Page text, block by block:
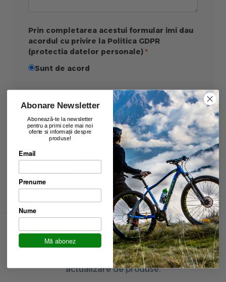
Prin completarea acestui formular imi dau
acordul cu privire la Politica GDPR
(protectia datelor personale)
Sunt de acord
Aboneaza-te la newsletter
Fii primul care afla ultimele oferte exclusive și ultima
actualizare de produse.
Abonare Newsletter
Abonează-te la newsletter
pentru a primi cele mai noi
oferte si informații despre
produse!
Email
Prenume
Nume
Mă abonez